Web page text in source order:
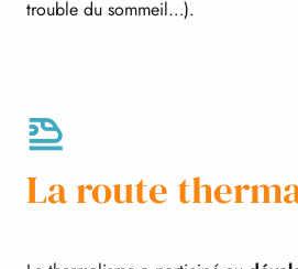
trouble du sommeil…).
La route